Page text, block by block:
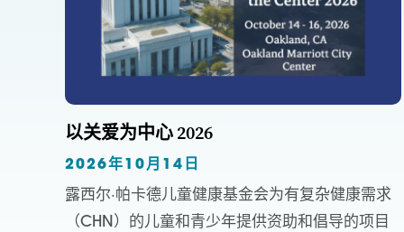
以关爱为中心 2026
2026年10月14日
露西尔·帕卡德儿童健康基金会为有复杂健康需求
（CHN）的儿童和青少年提供资助和倡导的项目